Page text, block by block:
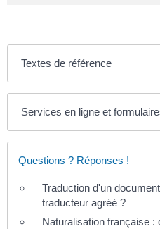
Textes de référence
Services en ligne et
Questions ? Réponses !
Traduction d'un
traducteur agréé ?
Naturalisation française